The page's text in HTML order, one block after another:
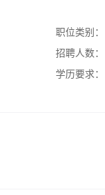
职位类别：
招聘人数：
学历要求：